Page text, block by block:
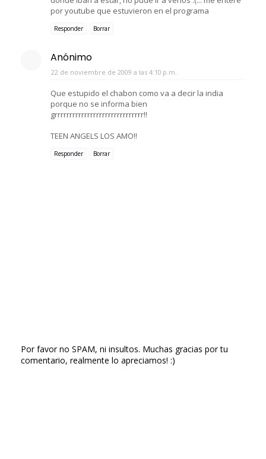
por youtube que estuvieron en el programa
Responder Borrar
Anónimo
22 de noviembre de 2009 a las 4:10 p.m.
Que estupido el chabon como va a decir la india
porque no se informa bien
grrrrrrrrrrrrrrrrrrrrrrrrrrrrrr!!
TEEN ANGELS LOS AMO!!
Responder Borrar
Por favor no SPAM, ni insultos. Muchas gracias por tu
comentario, realmente lo apreciamos! :)